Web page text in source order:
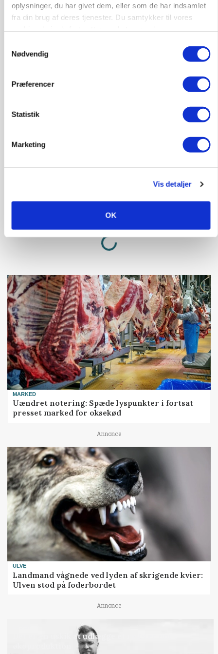
oplysninger, du har givet dem, eller som de har indsamlet
fra din brug af deres tjenester. Du samtykker til vores
Nødvendig
Præferencer
Statistik
Marketing
Vis detaljer
OK
skadedyrsrisici
Annonce
Loading...
MARKED
Uændret notering: Spæde lyspunkter i fortsat
presset marked for oksekød
Annonce
ULVE
Landmand vågnede ved lyden af skrigende kvier:
Ulven stod på foderbordet
Annonce
Det er en uskik at udlægge et røgslør om